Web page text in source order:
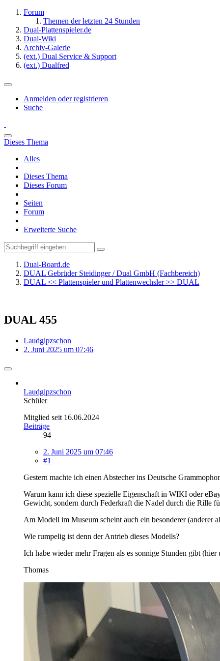
Forum
Themen der letzten 24 Stunden
Dual-Plattenspieler.de
Dual-Wiki
Archiv-Galerie
(ext.) Dual Service & Support
(ext.) Dualfred
Anmelden oder registrieren
Suche
Dieses Thema
Alles
Dieses Thema
Dieses Forum
Seiten
Forum
Erweiterte Suche
Dual-Board.de
DUAL Gebrüder Steidinger / Dual GmbH (Fachbereich)
DUAL << Plattenspieler und Plattenwechsler >> DUAL
DUAL 455
Laudgipzschon
2. Juni 2025 um 07:46
Laudgipzschon
Schüler
Mitglied seit 16.06.2024
Beiträge
94
2. Juni 2025 um 07:46
#1
Gestern machte ich einen Abstecher ins Deutsche
Warum kann ich diese spezielle Eigenschaft in WIKI oder
Gewicht, sondern durch Federkraft die Nadel durch die Rille
Am Modell im Museum scheint auch ein besonderer (anderer
Wie rumpelig ist denn der Antrieb dieses Modells?
Ich habe wieder mehr Fragen als es sonnige Stunden gibt (hier
Thomas